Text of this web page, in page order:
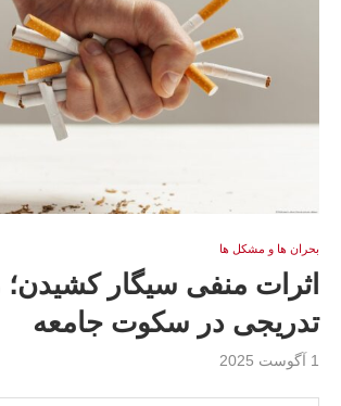
بحران ها و مشكل ها
اثرات منفی سیگار
تدریجی در سکوت جامعه
1 آگوست 2025